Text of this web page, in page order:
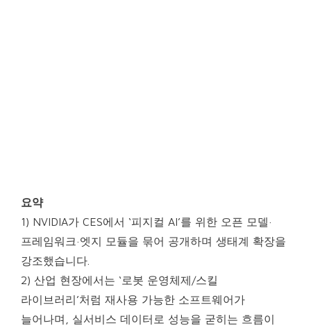
요약
1) NVIDIA가 CES에서 ‘피지컬 AI’를 위한 오픈 모델·
프레임워크·엣지 모듈을 묶어 공개하며 생태계 확장을
강조했습니다.
2) 산업 현장에서는 ‘로봇 운영체제/스킬
라이브러리’처럼 재사용 가능한 소프트웨어가
늘어나며, 실서비스 데이터로 성능을 굳히는 흐름이